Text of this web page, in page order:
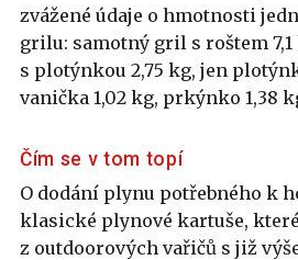
zvážené údaje o hmotnosti
grilu: samotný gril s roštem 7,1
s plotýnkou 2,75 kg, jen
vanička 1,02 kg, prkýnko 1,38
Čím se v tom topí
O dodání plynu potřebného k
klasické plynové kartuše,
z outdoorových vařičů s již